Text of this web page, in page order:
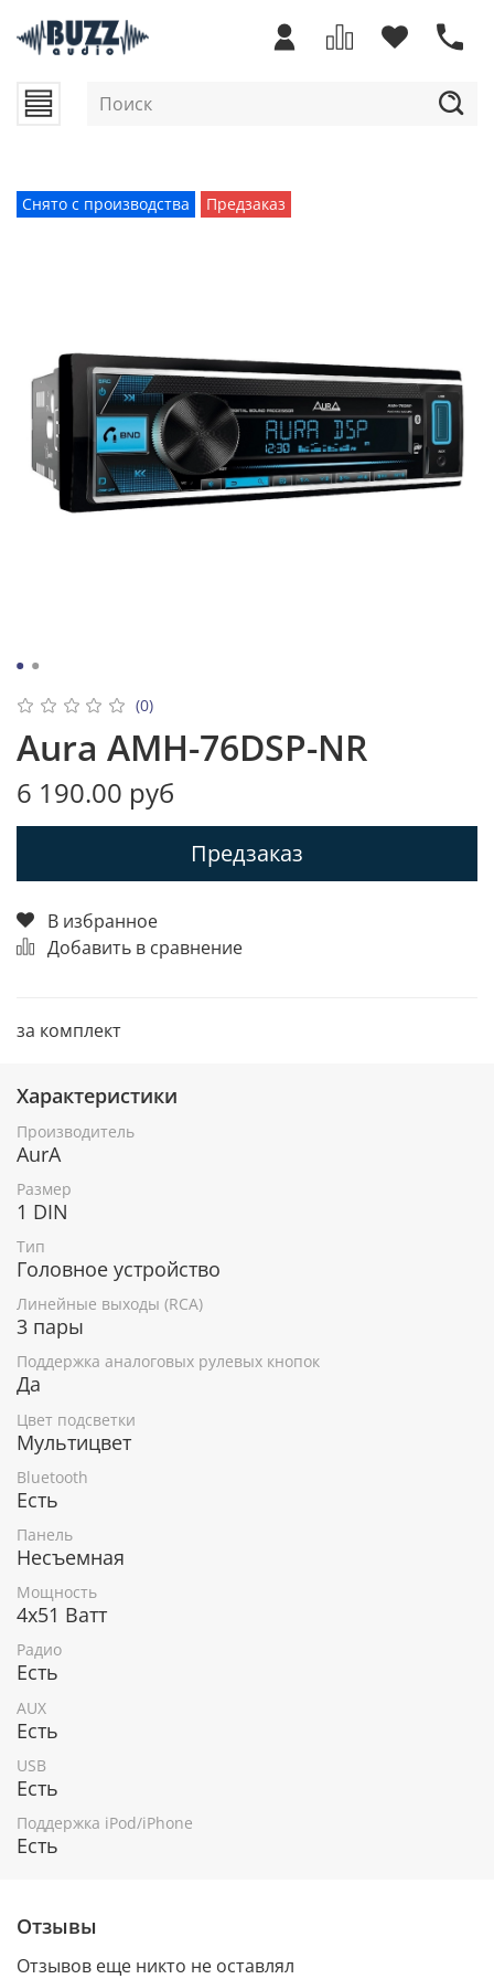
Снято с производства Предзаказ
(0)
Aura AMH-76DSP-NR
6 190.00 руб
Предзаказ
В избранное
Добавить в сравнение
за комплект
Характеристики
Производитель
AurA
Размер
1 DIN
Тип
Головное устройство
Линейные выходы (RCA)
3 пары
Поддержка аналоговых рулевых кнопок
Да
Цвет подсветки
Мультицвет
Bluetooth
Есть
Панель
Несъемная
Мощность
4х51 Ватт
Радио
Есть
AUX
Есть
USB
Есть
Поддержка iPod/iPhone
Есть
Отзывы
Отзывов еще никто не оставлял